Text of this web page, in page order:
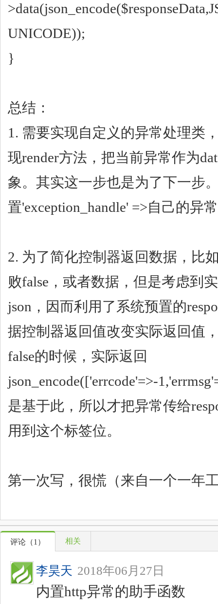
UNICODE));
}
总结：
1. 需要实现自定义的异常处理类
现render方法，把当前异常作为
象。其实这一步也是为了下一步
置'exception_handle' =>自己的异
2. 为了简化控制器返回数据，比
败false，或者数据，但是考虑到
json，因而利用了系统预置的
据控制器返回值改变实际返回值
false的时候，实际返回
json_encode(['errcode'=>-
是基于此，所以才把异常传给
用到这个标签位。
第一次写，很慌（来自一个一年
评论（1 ） 相关
李昊天 2018年06月27日
内置http异常的助手函数